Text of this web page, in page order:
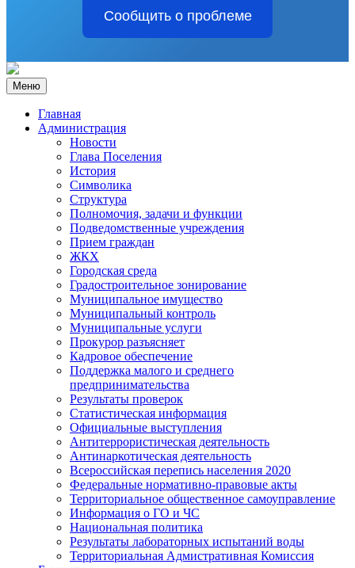
Сообщить о проблеме
Меню
Главная
Администрация
Новости
Глава Поселения
История
Символика
Структура
Полномочия, задачи и функции
Подведомственные учреждения
Прием граждан
ЖКХ
Городская среда
Градостроительное зонирование
Муниципальное имущество
Муниципальный контроль
Муниципальные услуги
Прокурор разъясняет
Кадровое обеспечение
Поддержка малого и среднего
предпринимательства
Результаты проверок
Статистическая информация
Официальные выступления
Антитеррористическая деятельность
Антинаркотическая деятельность
Всероссийская перепись населения 2020
Федеральные нормативно-правовые акты
Территориальное общественное самоуправление
Информация о ГО и ЧС
Национальная политика
Результаты лабораторных испытаний воды
Территориальная Адмистративная Комиссия